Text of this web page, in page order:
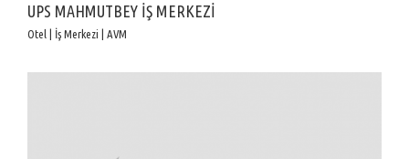
UPS MAHMUTBEY İŞ MERKEZİ
Otel | İş Merkezi | AVM